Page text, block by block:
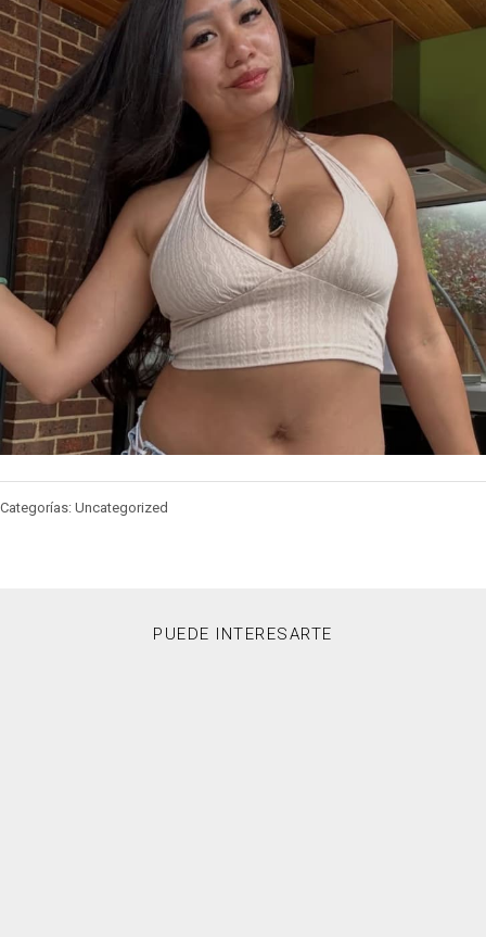
Categorías: Uncategorized
PUEDE INTERESARTE